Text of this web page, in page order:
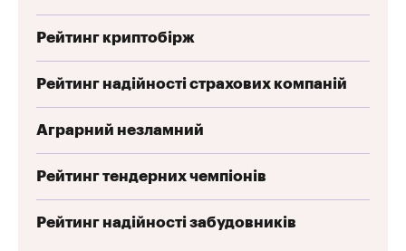
Рейтинг криптобірж
Рейтинг надійності страхових компаній
Аграрний незламний
Рейтинг тендерних чемпіонів
Рейтинг надійності забудовників